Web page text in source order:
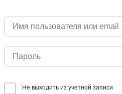
Не выходить из учетной записи